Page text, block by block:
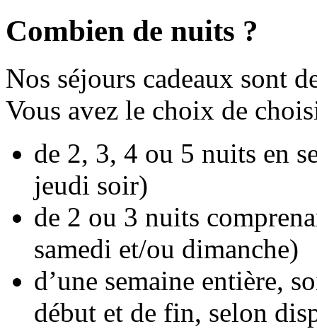
Combien de nuits ?
Nos séjours cadeaux sont
Vous avez le choix de
de 2, 3, 4 ou 5 nuits en
jeudi soir)
de 2 ou 3 nuits
samedi et/ou dimanche)
d’une semaine entière,
début et de fin, selon